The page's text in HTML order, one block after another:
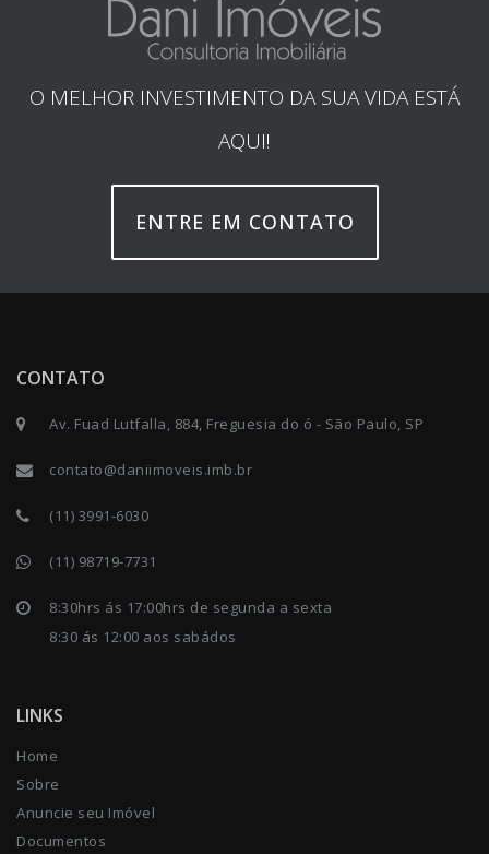
O MELHOR INVESTIMENTO DA SUA VIDA ESTÁ
AQUI!
ENTRE EM CONTATO
CONTATO
Av. Fuad Lutfalla, 884, Freguesia do ó - São Paulo, SP
contato@daniimoveis.imb.br
(11) 3991-6030
(11) 98719-7731
8:30hrs ás 17:00hrs de segunda a sexta
8:30 ás 12:00 aos sabádos
LINKS
Home
Sobre
Anuncie seu Imóvel
Documentos